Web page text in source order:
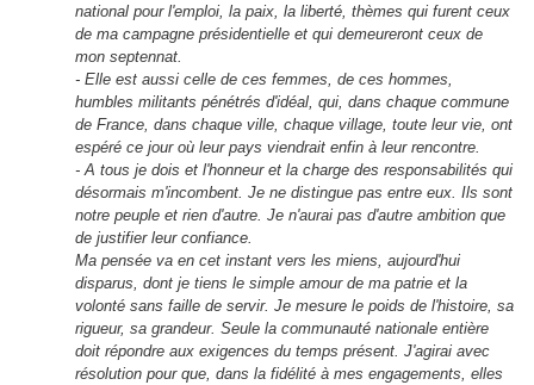
national pour l'emploi, la paix, la liberté, thèmes qui furent ceux
de ma campagne présidentielle et qui demeureront ceux de
mon septennat.
- Elle est aussi celle de ces femmes, de ces hommes,
humbles militants pénétrés d'idéal, qui, dans chaque commune
de France, dans chaque ville, chaque village, toute leur vie, ont
espéré ce jour où leur pays viendrait enfin à leur rencontre.
- A tous je dois et l'honneur et la charge des responsabilités qui
désormais m'incombent. Je ne distingue pas entre eux. Ils sont
notre peuple et rien d'autre. Je n'aurai pas d'autre ambition que
de justifier leur confiance.
Ma pensée va en cet instant vers les miens, aujourd'hui
disparus, dont je tiens le simple amour de ma patrie et la
volonté sans faille de servir. Je mesure le poids de l'histoire, sa
rigueur, sa grandeur. Seule la communauté nationale entière
doit répondre aux exigences du temps présent. J'agirai avec
résolution pour que, dans la fidélité à mes engagements, elles